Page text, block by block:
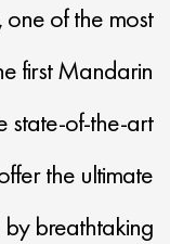
of the most
first Mandarin
state-of-the-art
the ultimate
breathtaking